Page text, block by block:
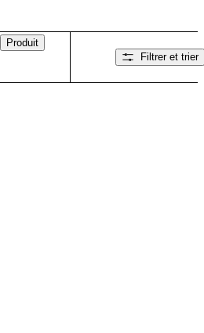
Produit
Filtrer et trier